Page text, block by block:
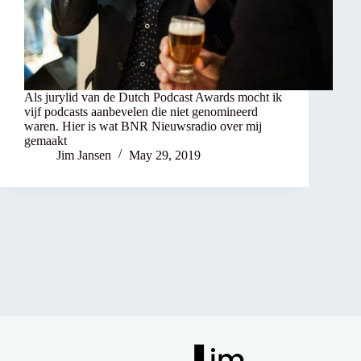
Als jurylid van de Dutch Podcast Awards mocht ik
vijf podcasts aanbevelen die niet genomineerd
waren. Hier is wat BNR Nieuwsradio over mij
gemaakt
Jim Jansen
May 29, 2019